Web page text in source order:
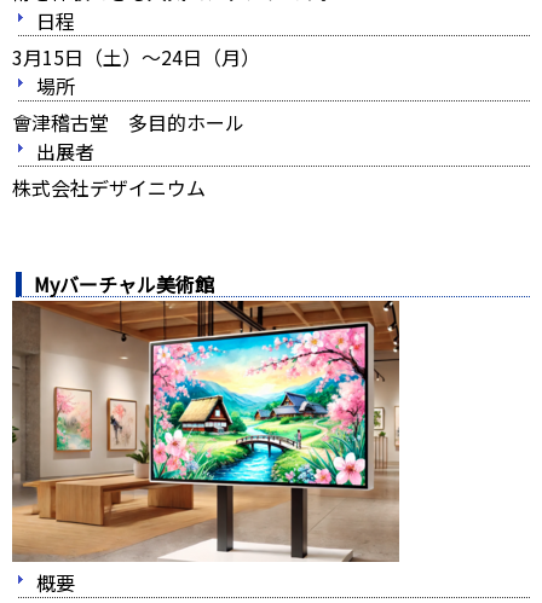
日程
3月15日（土）～24日（月）
場所
會津稽古堂 多目的ホール
出展者
株式会社デザイニウム
Myバーチャル美術館
概要